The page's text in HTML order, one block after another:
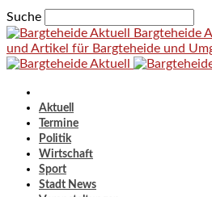
Suche
Bargteheide
und Artikel für Bargteheide und
Aktuell
Termine
Politik
Wirtschaft
Sport
Stadt News